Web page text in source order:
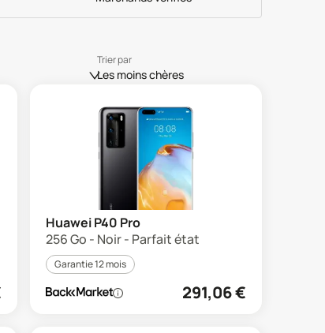
Trier par
Les moins chères
Huawei P40 Pro
256 Go - Noir - Parfait état
Garantie 12 mois
291,06€